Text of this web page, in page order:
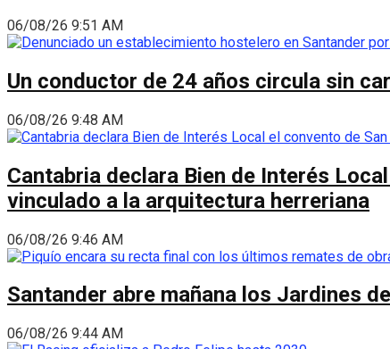
06/08/26 9:51 AM
Un conductor de 24 años circula sin
06/08/26 9:48 AM
Cantabria declara Bien de Interés
vinculado a la arquitectura herreriana
06/08/26 9:46 AM
Santander abre mañana los Jardines
06/08/26 9:44 AM